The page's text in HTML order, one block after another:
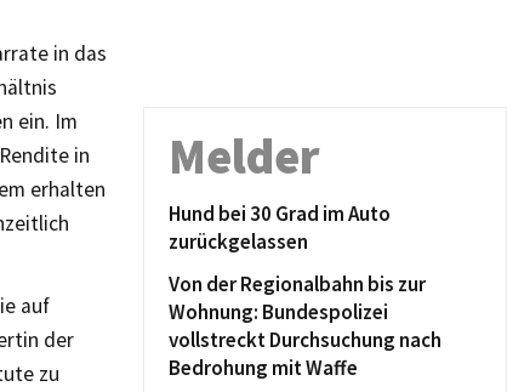
in das
ein. Im
in
erhalten
auf
der
zu
Melder
Hund bei 30 Grad im Auto
zurückgelassen
Von der Regionalbahn bis zur
Wohnung: Bundespolizei
vollstreckt Durchsuchung nach
Bedrohung mit Waffe